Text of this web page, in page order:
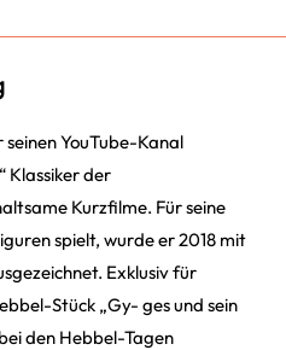
YouTube-Kanal
Klassiker der
Kurzfilme. Für seine
spielt, wurde er 2018 mit
Exklusiv für
Stück „Gy- ges und sein
den Hebbel-Tagen